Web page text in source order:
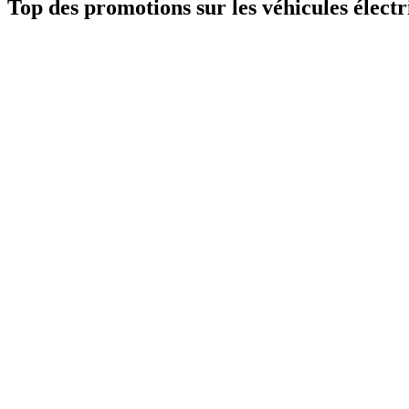
Top des promotions sur les véhicules